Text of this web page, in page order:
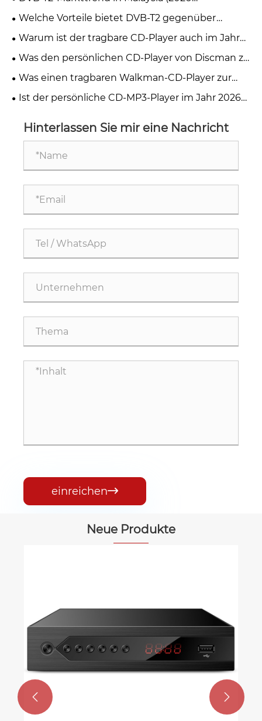
myFreeview / MYTV)
Welche Vorteile bietet DVB-T2 gegenüber
anderen digitalen TV-Standards?
Warum ist der tragbare CD-Player auch im Jahr
2026 immer noch die erste Wahl für
Musikliebhaber?
Was den persönlichen CD-Player von Discman zu
einem Muss für Musikliebhaber macht
Was einen tragbaren Walkman-CD-Player zur
besten Option für Musikliebhaber macht
Ist der persönliche CD-MP3-Player im Jahr 2026
Hinterlassen Sie mir eine Nachricht
einreichen
Neue Produkte
 